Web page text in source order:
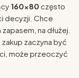
160x80 często
decyzji. Chce
na dłużej.
zakup zaczyna być
może przeoczyć